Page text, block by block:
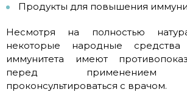
Продукты для повышения
Несмотря на полностью
некоторые народные
иммунитета имеют
перед применением
проконсультироваться с врачом.